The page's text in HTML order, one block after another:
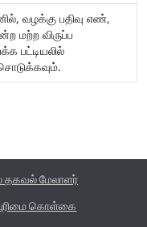
வழக்கு பதிவு எண்,
மற்ற விருப்ப
பட்டியலில்
தகவல் மேலாளர்
கொள்கை